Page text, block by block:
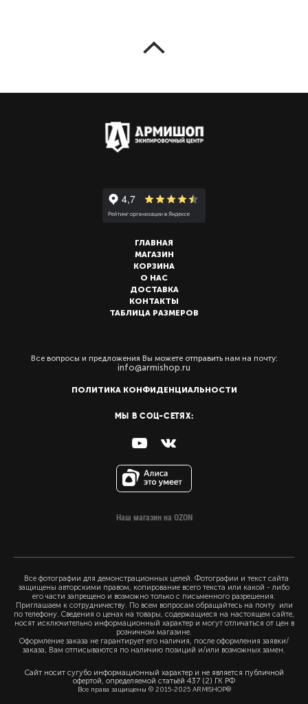
ГЛАВНАЯ
МАГАЗИН
КОРЗИНА
О НАС
ДОСТАВКА
КОНТАКТЫ
ТАБЛИЦА РАЗМЕРОВ
Все вопросы и предложения Вы можете отправить нам на почту:
info@armishop.ru
ПОЛИТИКА КОНФИДЕНЦИАЛЬНОСТИ
МЫ В СОЦ-СЕТЯХ:
Наш магазин на OZON
Все фотографии для демонстрационных целей. Фотографии и текст сайта
защищены авторскими правом, копирование всего текста или какой - либо
его части запрещено и возможно только с письменного разрешения.
Приглашаем к сотрудничеству. По всем вопросам обращайтесь на почту или
по телефону. Сведения о ценах на товары, содержащиеся на настоящем сайте,
носят исключительно информационный характер и могут отличаться от цен в
розничном магазине.
Оформление заказа не гарантирует его наличия, после оформления заявки/
заказа, Вам отписываются по наличию позиций и/или возможных замен.
Сайт носит сугубо информационный характер и не является публичной
офертой, определяемой статьёй 437 (2) ГК РФ
Все права защищены © 2015-2025 ARMISHOP®